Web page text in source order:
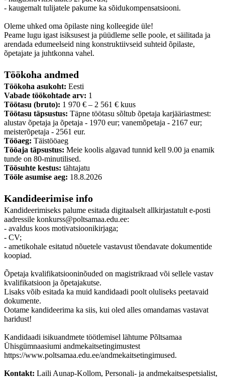
- kaugemalt tulijatele pakume ka sõidukompensatsiooni.
Oleme uhked oma õpilaste ning kolleegide üle!
Peame lugu igast isiksusest ja püüdleme selle poole, et säilitada ja
arendada edumeelseid ning konstruktiivseid suhteid õpilaste,
õpetajate ja juhtkonna vahel.
Töökoha andmed
Töökoha asukoht: Eesti
Vabade töökohtade arv: 1
Töötasu (bruto): 1 970 € – 2 561 € kuus
Töötasu täpsustus: Täpne töötasu sõltub õpetaja karjääriastmest:
alustav õpetaja ja õpetaja - 1970 eur; vanemõpetaja - 2167 eur;
meisterõpetaja - 2561 eur.
Tööaeg: Täistööaeg
Tööaja täpsustus: Meie koolis algavad tunnid kell 9.00 ja enamik
tunde on 80-minutilised.
Töösuhte kestus: tähtajatu
Tööle asumise aeg: 18.8.2026
Kandideerimise info
Kandideerimiseks palume esitada digitaalselt allkirjastatult e-posti
aadressile konkurss@poltsamaa.edu.ee:
- avaldus koos motivatsioonikirjaga;
- CV;
- ametikohale esitatud nõuetele vastavust tõendavate dokumentide
koopiad.
Õpetaja kvalifikatsiooninõuded on magistrikraad või sellele vastav
kvalifikatsioon ja õpetajakutse.
Lisaks võib esitada ka muid kandidaadi poolt oluliseks peetavaid
dokumente.
Ootame kandideerima ka siis, kui oled alles omandamas vastavat
haridust!
Kandidaadi isikuandmete töötlemisel lähtume Põltsamaa
Ühisgümnaasiumi andmekaitsetingimustest
https://www.poltsamaa.edu.ee/andmekaitsetingimused.
Kontakt: Laili Aunap-Kollom, Personali- ja andmekaitsespetsialist,